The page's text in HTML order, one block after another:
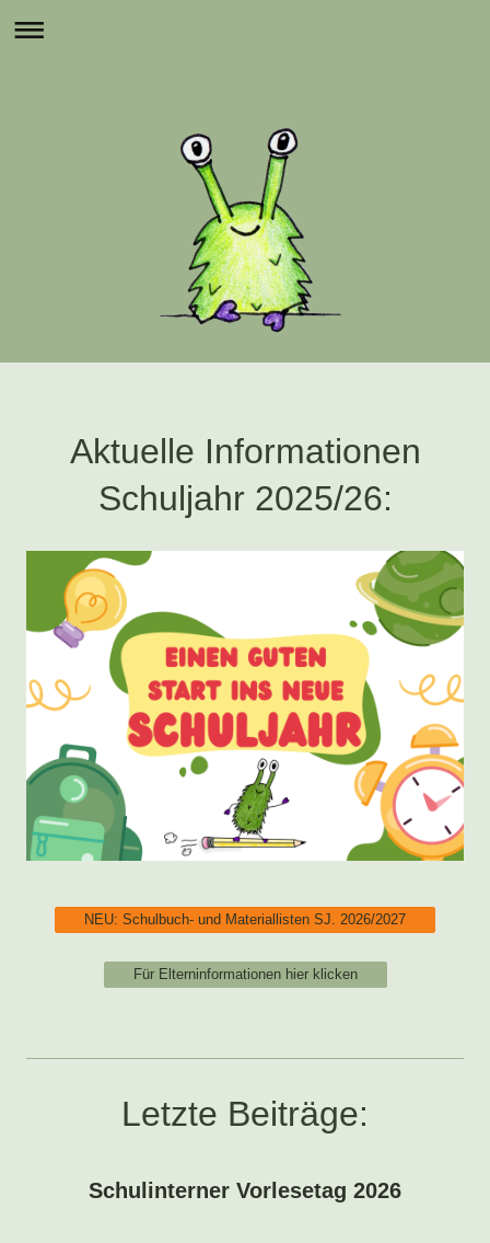
Aktuelle Informationen
Schuljahr 2025/26:
NEU: Schulbuch- und Materiallisten SJ. 2026/2027
Für Elterninformationen hier klicken
Letzte Beiträge:
Schulinterner Vorlesetag 2026